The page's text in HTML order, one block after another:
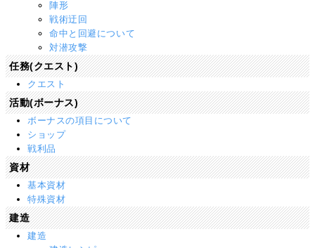
陣形
戦術迂回
命中と回避について
対潜攻撃
任務(クエスト)
クエスト
活動(ボーナス)
ボーナスの項目について
ショップ
戦利品
資材
基本資材
特殊資材
建造
建造